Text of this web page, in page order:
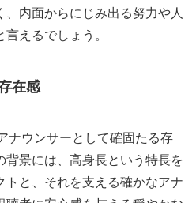
、内面からにじみ出る努力や人
えるでしょう。
在感
ナウンサーとして確固たる存
背景には、高身長という特長を
トと、それを支える確かなアナ